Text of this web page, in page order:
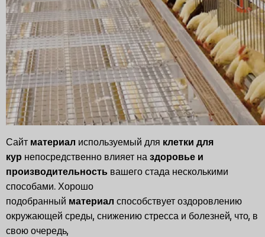
Сайт материал используемый для клетки для
кур непосредственно влияет на здоровье и
производительность вашего стада несколькими
способами. Хорошо
подобранный материал способствует оздоровлению
окружающей среды, снижению стресса и болезней, что, в
свою очередь,